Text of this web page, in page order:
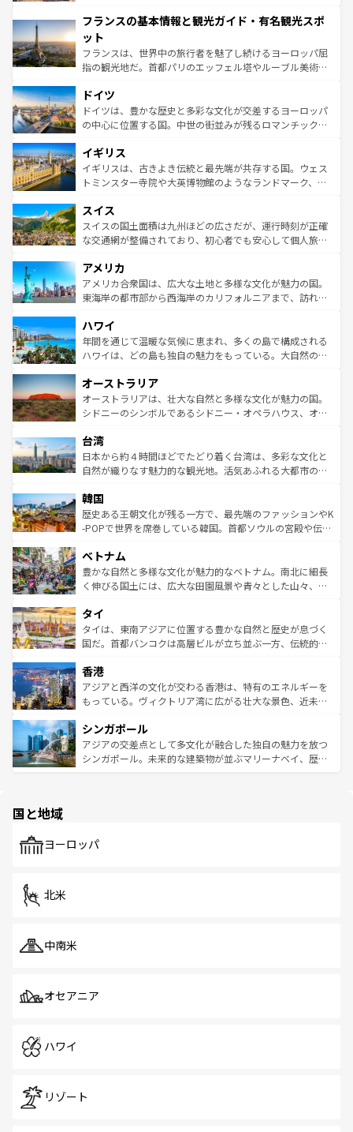
ませてくれるイタリアで、忘れられない旅をしてみよう！
なお、新着のイタリア情報は
しい。
文化が根付くこの国では、情熱的なフラメンコ、熱気あふ
れる闘牛、そして美味しいタパスが生活の一部となってい
る。首都マドリードの洗練された雰囲気や、バルセロナの
アートに溢れた街角から、地方では古代ローマ遺跡や中世
せる。地方によって風土や気候が異なるスペインはその個
性で訪れる人を魅了する。 なお、新着のスペイン情報は コ
ンテンツ一覧を参照してほしい。
フランスの基本情報と観光ガイド・有名観光スポ
ット
フランスは、世界中の旅行者を魅了し続けるヨーロッパ屈
指の観光地だ。首都パリのエッフェル塔やルーブル美術館
で、幅広い魅力が詰まっている。華麗な宮殿、歴史的な大
聖堂、美しいビーチ、そして豊かな自然が、訪れる者を心
から魅了する。また、フランスは美食の国としても知ら
いる。シャンパンの発祥地であるランス、プロヴァンスの
香り高いラベンダー畑など、多彩な楽しみ方が可能だ。さ
らに、パリ以外の地域にも魅力が溢れており、どの街角に
れる地方に足を運ぶとそれぞれで全く異なる文化を体験で
きるだろう。 なお、新着のフランス情報はコンテンツ一覧
を参照してほしい。
ドイツ
ドイツは、豊かな歴史と多彩な文化が交差するヨーロッパ
の中心に位置する国。中世の街並みが残るロマンチック街
顔を持つこの国は、どこを歩いても飽きることがない。ベ
ルリンの文化的活気、バイエルン州のアルプスの絶景、そ
してライン川沿いのワイン畑といった風景は必見。ビール
は、お酒好きな人にはぜひ体験してほしい。 なお、新着の
ドイツ情報はコンテンツ一覧を参照してほしい。
イギリス
イギリスは、古きよき伝統と最先端が共存する国。ウェス
トミンスター寺院や大英博物館のようなランドマーク、歴
リアごとに異なる魅力がある。また、優雅なアフタヌーン
ティー、ビール好きにはたまらない英国パブ、サッカー観
戦など、本場だからこそできる体験も豊富。イギリスを旅
ンツ一覧を参照してほしい。
スイス
スイスの国土面積は九州ほどの広さだが、運行時刻が正確
な交通網が整備されており、初心者でも安心して個人旅行
の建物がそのまま残る町や、スイスならではのユニークな
博物館もあり、アルプス観光だけでなく町歩きも満喫する
ことができる。国民の所得が高いため物価も高いが、旅行
ば市内交通費無料で観光を楽しむこともできる。 なお、新
着のスイス情報はコンテンツ一覧 を参照してほしい。
アメリカ
アメリカ合衆国は、広大な土地と多様な文化が魅力の国。
東海岸の都市部から西海岸のカリフォルニアまで、訪れる
のような巨大都市は、観光、ショッピング、エンターテイ
ンメントが詰まった刺激的なスポットだ。一方、アメリカ
西部には大自然が広がり、グランドキャニオンやイエロー
部のニューオーリンズでは、音楽と美食が融合した独特の
文化が魅力。旅行者はアメリカの各地域で異なる魅力を楽
しみながら、その多様性と豊かな歴史を感じることができ
ならではの贅沢な旅のスタイルだ。 なお、新着のアメリカ
情報はコンテンツ一覧を参照してほしい。
ハワイ
年間を通じて温暖な気候に恵まれ、多くの島で構成される
ハワイは、どの島も独自の魅力をもっている。大自然の神
ワイ島は見逃せない。また、定番の観光地といえばオアフ
島だが、静かな自然を求めるならマウイ島やカウアイ島が
おすすめ。エメラルドグリーンに輝く海をはじめ、豊かな
れるおもてなしの心で訪れる人々を迎えてくれるハワイの
人々、おいしいローカルフードやハワイアンミュージッ
ク、伝統的なフラダンスなど、すべてがハワイの魅力を彩
ワイを、存分に味わってほしい。 なお、新着のハワイ情報
はコンテンツ一覧を参照してほしい。
オーストラリア
オーストラリアは、壮大な自然と多様な文化が魅力の国。
シドニーのシンボルであるシドニー・オペラハウス、オー
リアリーフや大陸中央部にそびえるウルル（エアーズロッ
ク）、タスマニアの美しい原生林やケアンズの熱帯雨林な
ど、見どころがたくさん。また、カフェやワイン、オージ
いる。アクティビティも充実しており、サーフィンやダイ
ビング、ハイキングなど、アウトドア好きにはたまらな
い。オーストラリアの多彩な魅力を存分に味わいつくそ
参照してほしい。
台湾
日本から約４時間ほどでたどり着く台湾は、多彩な文化と
自然が織りなす魅力的な観光地。活気あふれる大都市の台
ン）、静ひつな山岳地帯である台湾東部など、都市の喧騒
と山間の静けさが共存しており、訪れる人に新しい発見と
驚きをもたらしてくれる。また、奥深い台湾の食文化も魅
容にもいいと評判のスイーツなど、バラエティ豊かな料理
が味わえる。 なお、新着の台湾情報は コンテンツ一覧を参
照してほしい。
韓国
歴史ある王朝文化が残る一方で、最先端のファッションやK
-POPで世界を席巻している韓国。首都ソウルの宮殿や伝統
き、地方に足を延ばせば四季折々の自然美を楽しむことが
できる。そして、キムチや焼肉、絶品のストリートフード
まで、さまざまな韓国料理が待っている。夜には、韓国な
リティに包まれながら、韓国の多彩な魅力を心ゆくまで味
わってみてほしい。 なお、新着の韓国情報はコンテンツ一
覧を参照してほしい。
ベトナム
豊かな自然と多様な文化が魅力的なベトナム。南北に細長
く伸びる国土には、広大な田園風景や青々とした山々、世
急速な発展と共に伝統が息づく。ハノイの古い町並みやホ
ーチミン市のフランス統治時代の建物も、独特の雰囲気を
醸し出している。また、バラエティの豊かさとおいしさで
とつ。フォーやバインミー、ベトナムコーヒーなどは、ぜ
ひ現地で味わいたい。どの地域を訪れてもあたたかい人々
が旅行者を迎えてくれるので、きっと忘れられない旅にな
参照してほしい。
タイ
タイは、東南アジアに位置する豊かな自然と歴史が息づく
国だ。首都バンコクは高層ビルが立ち並ぶ一方、伝統的な
の活気が交差している。北部ではチェンマイなどの山岳地
帯で自然と触れ合い、南部ではプーケットやクラビの美し
いビーチでリゾート気分を楽しむことができる。タイ料理
激する。気候は一年中温暖で、どの季節にも異なる楽しみ
が待っている。親しみやすいタイの人々、仏教を中心とし
た文化、そして多様な観光資源が、訪れる旅人を魅了し続
香港
アジアと西洋の文化が交わる香港は、特有のエネルギーを
もっている。ヴィクトリア湾に広がる壮大な景色、近未来
み、どこを訪れても感動するはず。観光スポットが密集し
ており、効率よく見どころを回れるのも魅力。息をのむよ
うな絶景から文化的な体験まで、香港を存分に楽しみ尽く
シンガポール
アジアの交差点として多文化が融合した独自の魅力を放つ
シンガポール。未来的な建築物が並ぶマリーナベイ、歴史
で、ホーカーズは地元の風情を楽しめる外せないスポット
国と地域
ヨーロッパ
北米
中南米
オセアニア
ハワイ
リゾート